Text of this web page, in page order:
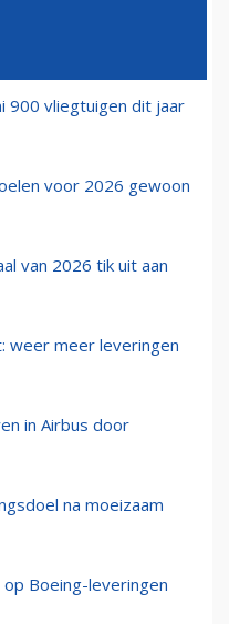
en ziet
900 vliegtuigen dit jaar
voor 2026 gewoon
van 2026 tik uit aan
weer meer leveringen
in Airbus door
na moeizaam
Boeing-leveringen